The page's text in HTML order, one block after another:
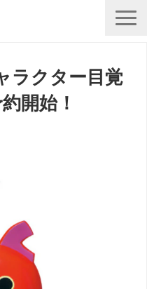
ジナルウォッチ
トア
ト
ラクター目覚
開始！